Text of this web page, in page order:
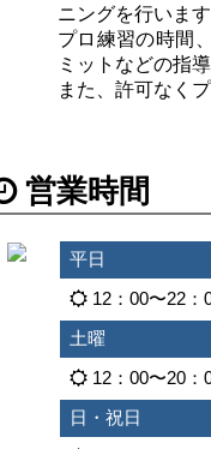
ニングを行います
プロ練習の時間
ミットなどの指
また、許可なく
営業時間
平日
12：00〜22：
土曜
12：00〜20：
日・祝日